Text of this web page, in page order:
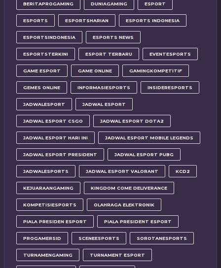
BERITAPROGAMING DUNIAGAMING ESPORT
ESPORTS ESPORTSHARIAN ESPORTS INDONESIA
ESPORTSINDONESIA ESPORTS NEWS
ESPORTSTERKINI ESPORT TERBARU EVENTESPORTS
GAME ESPORT GAME ONLINE GAMINGKOMPETITIF
GEMES ONLINE INFORMASIESPORTS INSIDERESPORTS
JADWALESPORT JADWAL ESPORT
JADWAL ESPORT CSGO JADWAL ESPORT DOTA2
JADWAL ESPORT HARI INI JADWAL ESPORT MOBILE LEGENDS
JADWAL ESPORT PRESIDENT JADWAL ESPORT PUBG
JADWALESPORTS JADWAL ESPORT VALORANT KCD2
KEJUARAANGAMING KINGDOM COME DELIVERANCE
KOMPETISIESPORTS OLAHRAGA ELEKTRONIK
PIALA PRESIDEN ESPORT PIALA PRESIDENT ESPORT
PROGAMERSID SCENEESPORTS SOROTANESPORTS
TURNAMENGAMING TURNAMENT ESPORT